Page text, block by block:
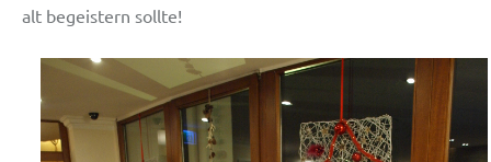
alt begeistern sollte!